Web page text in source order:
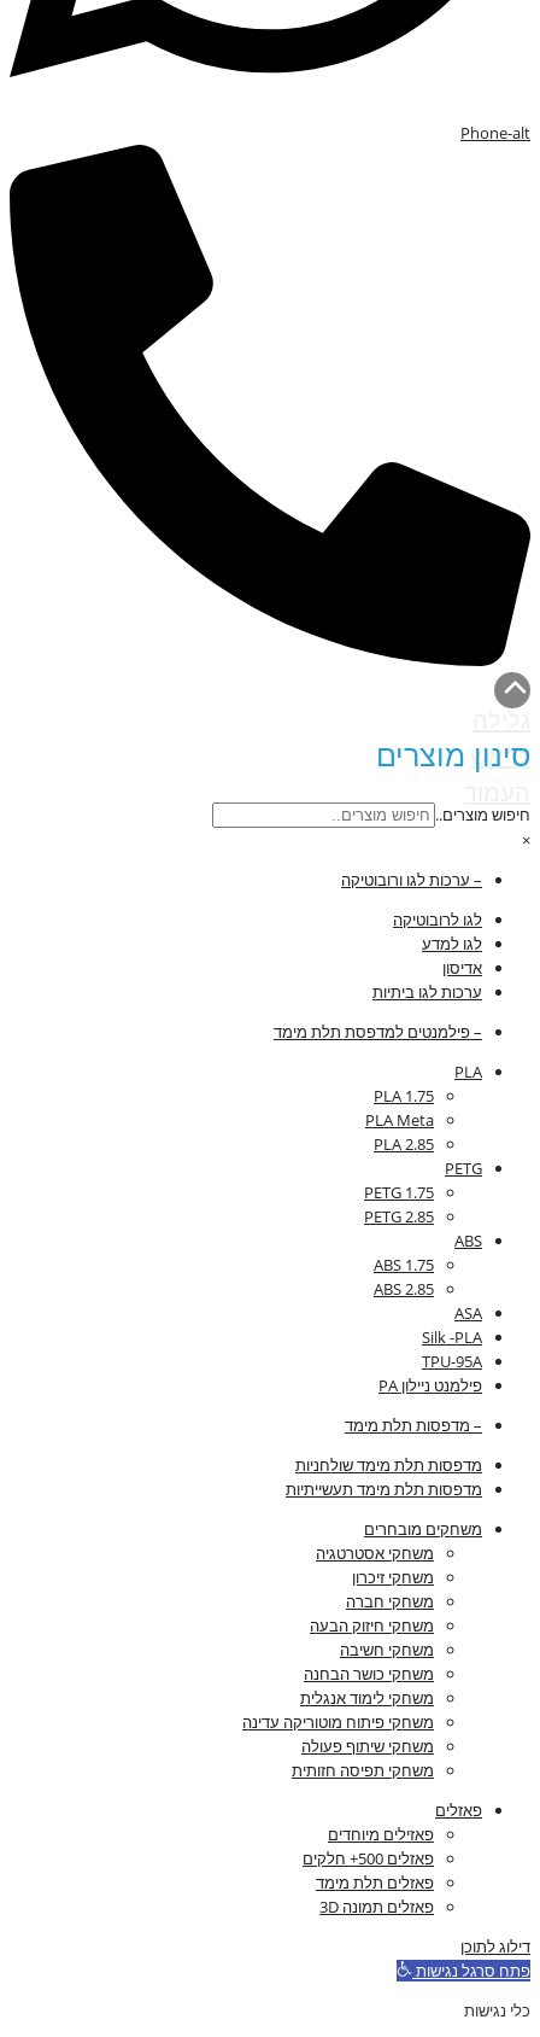
Phone-alt
גלילה
לראש
סינון מוצרים
חיפוש מוצרים..
×
– ערכות לגו ורובוטיקה
לגו לרובוטיקה
לגו למדע
אדיסון
ערכות לגו ביתיות
– פילמנטים למדפסת תלת מימד
PLA
PLA 1.75
PLA Meta
PLA 2.85
PETG
PETG 1.75
PETG 2.85
ABS
ABS 1.75
ABS 2.85
ASA
Silk -PLA
TPU-95A
פילמנט ניילון PA
– מדפסות תלת מימד
מדפסות תלת מימד שולחניות
מדפסות תלת מימד תעשייתיות
משחקים מובחרים
משחקי אסטרטגיה
משחקי זיכרון
משחקי חברה
משחקי חיזוק הבעה
משחקי חשיבה
משחקי כושר הבחנה
משחקי לימוד אנגלית
משחקי פיתוח מוטוריקה עדינה
משחקי שיתוף פעולה
משחקי תפיסה חזותית
פאזלים
פאזילים מיוחדים
פאזלים 500+ חלקים
פאזלים תלת מימד
פאזלים תמונה 3D
דילוג לתוכן
פתח סרגל נגישות
כלי נגישות